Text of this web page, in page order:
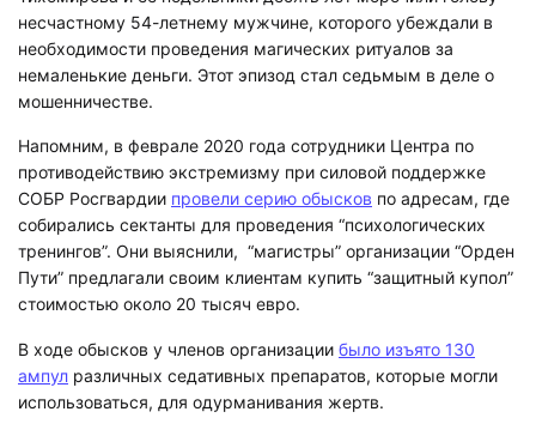
несчастному 54-летнему мужчине, которого убеждали в
необходимости проведения магических ритуалов за
немаленькие деньги. Этот эпизод стал седьмым в деле о
мошенничестве.
Напомним, в феврале 2020 года сотрудники Центра по
противодействию экстремизму при силовой поддержке
СОБР Росгвардии провели серию обысков по адресам, где
собирались сектанты для проведения “психологических
тренингов”. Они выяснили, “магистры” организации “Орден
Пути” предлагали своим клиентам купить “защитный купол”
стоимостью около 20 тысяч евро.
В ходе обысков у членов организации было изъято 130
ампул различных седативных препаратов, которые могли
использоваться, для одурманивания жертв.